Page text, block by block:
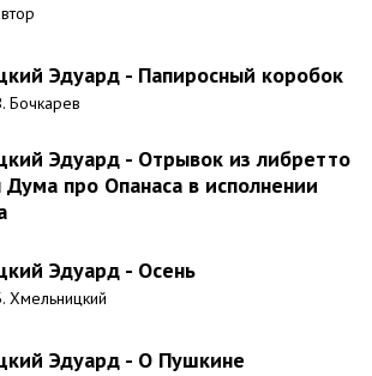
Эдуард - Папиросный коробок
Бочкарев
Эдуард - Отрывок из либретто
про Опанаса в исполнении
Эдуард - Осень
Хмельницкий
Эдуард - О Пушкине